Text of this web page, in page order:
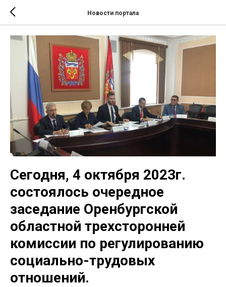
Новости портала
Сегодня, 4 октября 2023г.
состоялось очередное
заседание Оренбургской
областной трехсторонней
комиссии по регулированию
социально-трудовых
отношений.